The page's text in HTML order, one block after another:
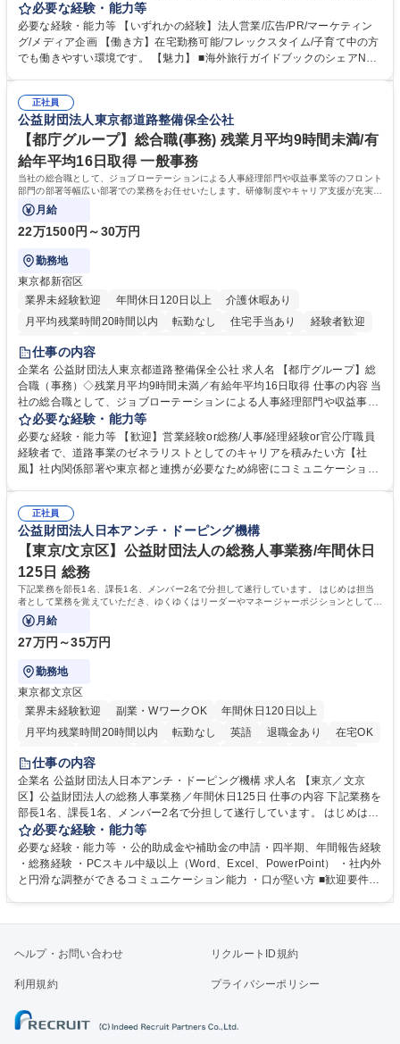
す。クライアントは、観光（海外旅行、国内旅行、インバウンド）で地域
や事業を推進したい国内外の行政や企業です。 【業務詳細】■『地球の歩
き方』は海外旅行ガイドブックのNo.1ブランドであり、国内旅行において
も牽引しております。観光推進支援においても、業界を牽引する意欲的な
に、インバウンドのトップブランドに成長しております■旅が業務であ
り、日常です。旅好きにはこれ以上ない環境です 募集職種 【企画営業/行
政・企業向け観光推進支援】旅行ガイドブック『地球の歩き方』
必要な経験・能力等
必要な経験・能力等 【いずれかの経験】法人営業/広告/PR/マーケティン
グ/メディア企画 【働き方】在宅勤務可能/フレックスタイム/子育て中の方
でも働きやすい環境です。 【魅力】 ■海外旅行ガイドブックのシェアNo.1
であり、「地球の歩き方」としてどう取り組むか、共に形を作るコアメン
バーとして活躍いただきます。 学歴・資格 学歴：大学院 大学 語学力： 資
格：
正社員
公益財団法人東京都道路整備保全公社
【都庁グループ】総合職(事務) 残業月平均9時間未満/有
給年平均16日取得 一般事務
当社の総合職として、ジョブローテーションによる人事経理部門や収益事業等のフロント
部門の部署等幅広い部署での業務をお任せいたします。研修制度やキャリア支援が充実し
ております！ ※下記業務詳細
月給
22万1500円～30万円
勤務地
東京都新宿区
業界未経験歓迎
年間休日120日以上
介護休暇あり
月平均残業時間20時間以内
転勤なし 住宅手当あり
経験者歓迎
研修あり
退職金あり
駅近5分以内
資格取得手当あり 食事補助あり
仕事の内容
企業名 公益財団法人東京都道路整備保全公社 求人名 【都庁グループ】総
合職（事務）◇残業月平均9時間未満／有給年平均16日取得 仕事の内容 当
社の総合職として、ジョブローテーションによる人事経理部門や収益事業
等のフロント部門の部署等幅広い部署での業務をお任せいたします。研修
制度やキャリア支援が充実しております！ ※下記業務詳細 【業務詳細】■
管理部門：広報、人事、経理など当公社の運営に係る管理業務 ■収益部
門：駐車場の新規開拓、管理運営、新宿駅西口広場の「イベントコーナ
道路施設や道路工事現場の見学ツアー事業 ※入社後は上記いずれかの部門
へ配属。※業務内容変更の範囲：会社の定める業務 募集職種 【都庁グル
ープ】総合職（事務）◇残業月平均9時間未満／有給年平均16日取得
必要な経験・能力等
必要な経験・能力等 【歓迎】営業経験or総務/人事/経理経験or官公庁職員
経験者で、道路事業のゼネラリストとしてのキャリアを積みたい方【社
風】社内関係部署や東京都と連携が必要なため綿密にコミュニケーション
部門など多岐に渡る業務を経験できます。 ■様々なプロジェクト：駐車場
事業の他、新宿駅西口広場内に設置された照明を兼ねた広告「ブライトサ
イン」の管理運営を行うなど、事業収益を生み出す活動を積極的に行って
います。 学歴・資格 学歴：大学院 大学 高専 短大 専修学校 高校 語学力：
資格：
正社員
公益財団法人日本アンチ・ドーピング機構
【東京/文京区】公益財団法人の総務人事業務/年間休日
125日 総務
下記業務を部長1名、課長1名、メンバー2名で分担して遂行しています。 はじめは担当
者として業務を覚えていただき、ゆくゆくはリーダーやマネージャーポジションとして活
躍いただくことを期待しています。
月給
27万円～35万円
勤務地
東京都文京区
業界未経験歓迎
副業・WワークOK
年間休日120日以上
月平均残業時間20時間以内
転勤なし 英語 退職金あり
在宅OK
賞与あり
育休あり
食事補助あり
仕事の内容
企業名 公益財団法人日本アンチ・ドーピング機構 求人名 【東京／文京
区】公益財団法人の総務人事業務／年間休日125日 仕事の内容 下記業務を
部長1名、課長1名、メンバー2名で分担して遂行しています。 はじめは担
当者として業務を覚えていただき、ゆくゆくはリーダーやマネージャーポ
ジションとして活躍いただくことを期待しています。 【総務・人事グルー
プの業務内容】 ・人事制度関連 ・採用活動 ・教育研修の企画、実行 ・勤
怠管理 ・官公庁への各種提出 ・法定の会議運営（評議員会、理事会） ・
管理 ・福利厚生関連 ・職員からの問合せ、相談対応 ・その他日常の総務
休日125日
必要な経験・能力等
必要な経験・能力等 ・公的助成金や補助金の申請・四半期、年間報告経験
・総務経験 ・PCスキル中級以上（Word、Excel、PowerPoint） ・社内外
と円滑な調整ができるコミュニケーション能力 ・口が堅い方 ■歓迎要件
ヘルプ・お問い合わせ リクルートID規約
利用規約 プライバシーポリシー